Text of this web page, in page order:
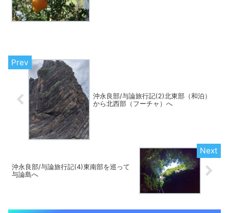
沖永良部/与論旅行記(2)北東部（和泊）
から北西部（フーチャ）へ
沖永良部/与論旅行記(4)東南部を巡って
与論島へ